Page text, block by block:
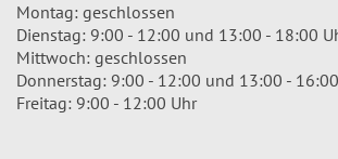
Montag: geschlossen
Dienstag: 9:00 - 12:00 und 13:00 - 18:00
Mittwoch: geschlossen
Donnerstag: 9:00 - 12:00 und 13:00 -
Freitag: 9:00 - 12:00 Uhr